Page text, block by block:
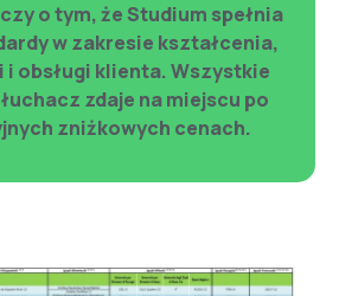
o tym, że Studium spełnia
w zakresie kształcenia,
obsługi klienta. Wszystkie
zdaje na miejscu po
zniżkowych cenach.